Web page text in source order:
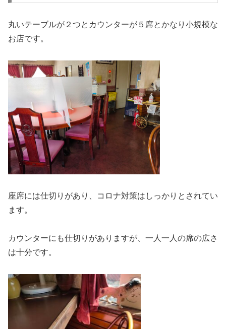
丸いテーブルが２つとカウンターが５席とかなり小規模な
お店です。
座席には仕切りがあり、コロナ対策はしっかりとされてい
ます。
カウンターにも仕切りがありますが、一人一人の席の広さ
は十分です。